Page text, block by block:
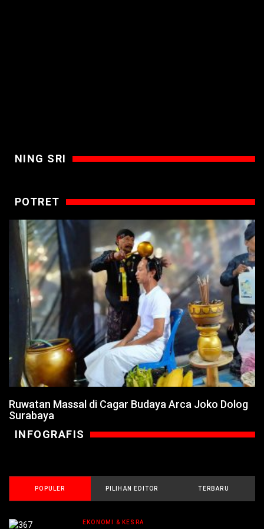
NING SRI
POTRET
Ruwatan Massal di Cagar Budaya Arca Joko Dolog
Surabaya
INFOGRAFIS
POPULER PILIHAN EDITOR TERBARU
EKONOMI & KESRA